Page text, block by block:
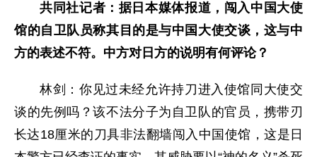
共同社记者：据日本媒体报道，闯入中国大使
馆的自卫队员称其目的是与中国大使交谈，这与中
方的表述不符。中方对日方的说明有何评论？
林剑：你见过未经允许持刀进入使馆同大使交
谈的先例吗？该不法分子为自卫队的官员，携带刃
长达18厘米的刀具非法翻墙闯入中国使馆，这是日